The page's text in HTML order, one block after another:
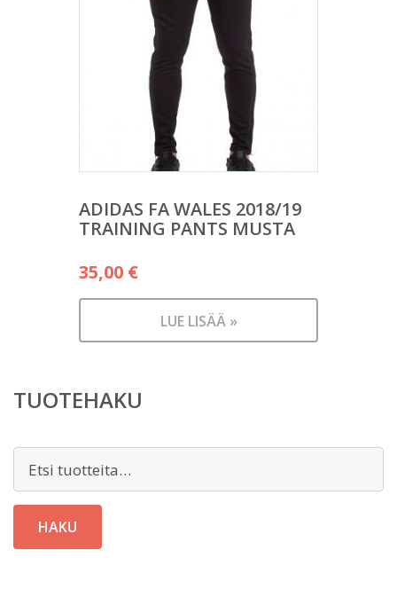
ADIDAS FA WALES 2018/19
TRAINING PANTS MUSTA
35,00 €
LUE LISÄÄ »
TUOTEHAKU
HAKU